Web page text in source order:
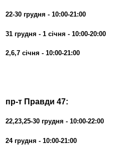
22-30 грудня - 10:00-21:00
31 грудня - 1 січня - 10:00-20:00
2,6,7 січня - 10:00-21:00
пр-т Правди 47:
22,23,25-30 грудня - 10:00-22:00
24 грудня - 10:00-21:00